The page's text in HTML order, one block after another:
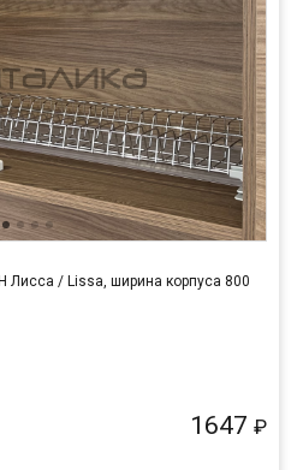
Лисса / Lissa, ширина корпуса 800
1647 ₽